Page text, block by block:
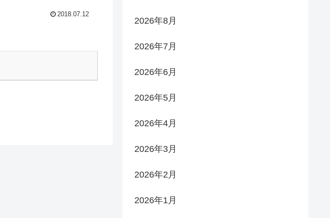
2018.07.12
2026年8月
2026年7月
2026年6月
2026年5月
2026年4月
2026年3月
2026年2月
2026年1月